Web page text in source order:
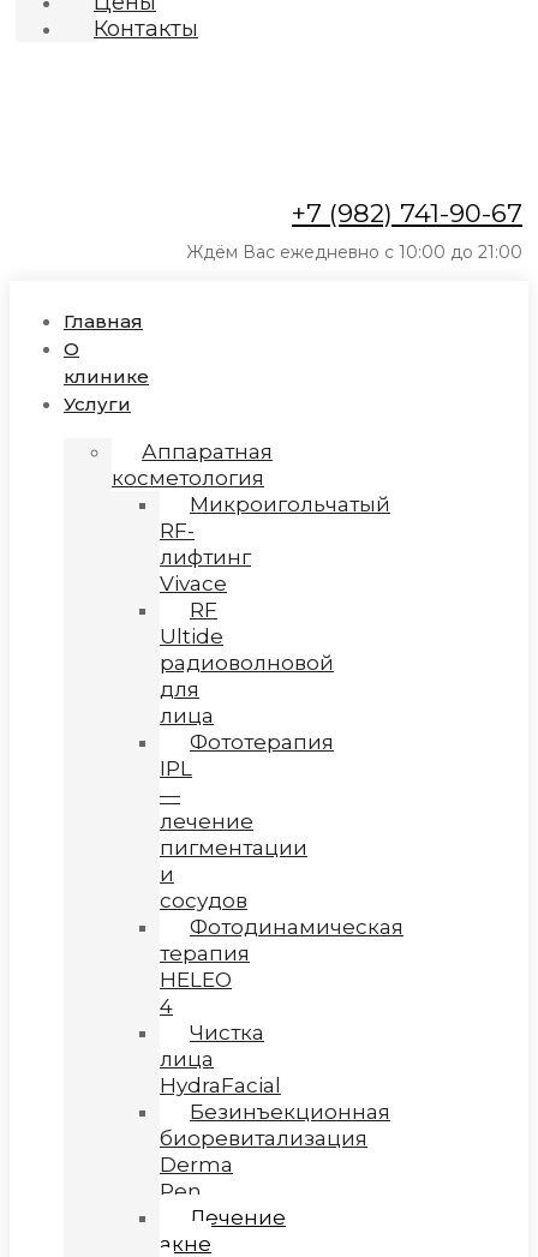
Контакты
+7 (982) 741-90-67
Ждём Вас ежедневно с 10:00 до 21:00
Главная
О
клинике
Услуги
Аппаратная
косметология
Микроигольчатый
RF-
лифтинг
Vivace
RF
Ultide
радиоволновой
для
лица
Фототерапия
IPL
—
лечение
пигментации
и
сосудов
Фотодинамическая
терапия
HELEO
4
Чистка
лица
HydraFacial
Безинъекционная
биоревитализация
Derma
Pen
Лечение
акне